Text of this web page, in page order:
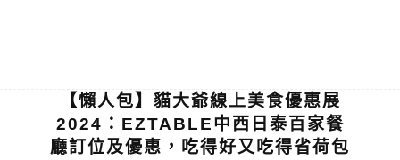
【懶人包】貓大爺線上美食優惠展
2024：EZTABLE中西日泰百家餐
廳訂位及優惠，吃得好又吃得省荷包